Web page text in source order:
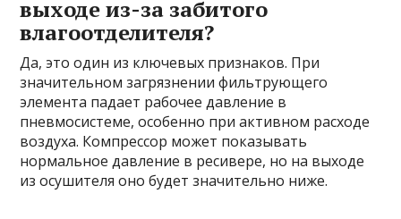
выходе из-за забитого
влагоотделителя?
Да, это один из ключевых признаков. При
значительном загрязнении фильтрующего
элемента падает рабочее давление в
пневмосистеме, особенно при активном расходе
воздуха. Компрессор может показывать
нормальное давление в ресивере, но на выходе
из осушителя оно будет значительно ниже.